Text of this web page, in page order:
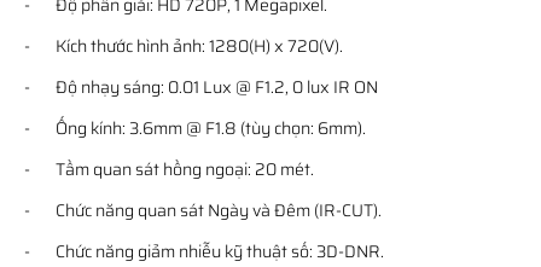
- Kích thước hình ảnh: 1280(H) x 720(V).
- Độ nhạy sáng: 0.01 Lux @ F1.2, 0 lux IR ON
- Ống kính: 3.6mm @ F1.8 (tùy chọn: 6mm).
- Tầm quan sát hồng ngoại: 20 mét.
- Chức năng quan sát Ngày và Đêm (IR-CUT).
- Chức năng giảm nhiễu kỹ thuật số: 3D-DNR.